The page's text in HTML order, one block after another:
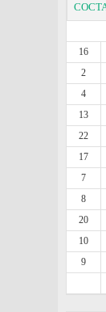
16
2
4
13
22
17
7
8
20
10
9